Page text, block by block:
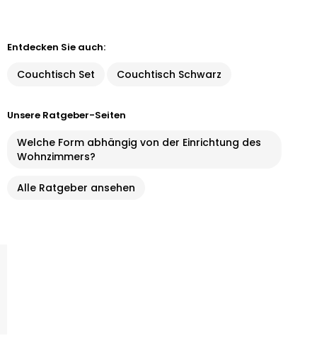
Entdecken Sie auch:
Couchtisch Set Couchtisch Schwarz
Unsere Ratgeber-Seiten
Welche Form abhängig von der Einrichtung des
Wohnzimmers?
Alle Ratgeber ansehen